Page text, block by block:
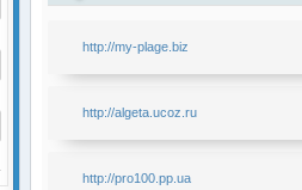
http://my-plage.biz
http://algeta.ucoz.ru
http://pro100.pp.ua